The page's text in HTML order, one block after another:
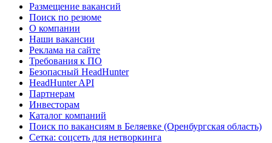
Размещение вакансий
Поиск по резюме
О компании
Наши вакансии
Реклама на сайте
Требования к ПО
Безопасный HeadHunter
HeadHunter API
Партнерам
Инвесторам
Каталог компаний
Поиск по вакансиям в Беляевке (Оренбургская область)
Сетка: соцсеть для нетворкинга